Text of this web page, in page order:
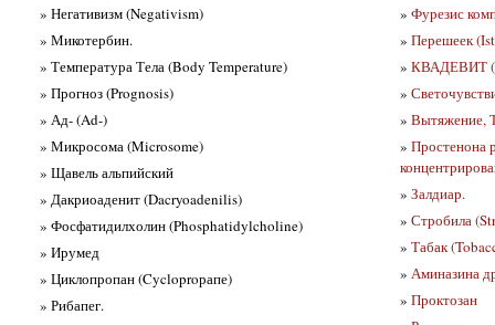
» Негативизм (Negativism)
» Микотербин.
» Температура Тела (Body Temperature)
» Прогноз (Prognosis)
» Ад- (Ad-)
» Микросома (Microsome)
» Щавель альпийский
» Дакриоаденит (Dacryoadenilis)
» Фосфатидилхолин (Phosphatidylcholine)
» Ирумед
» Циклопропан (Cycloproрапе)
» Рибапег.
» Фурезис
» Перешеек
» КВАДЕВИТ
»
» Вытяжение,
» Простенона
» Залдиар.
» Стробила
» Табак
» Аминазина
» Проктозан